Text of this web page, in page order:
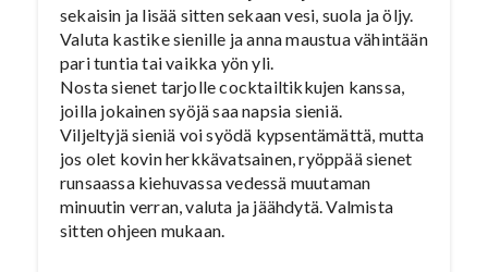
sekaisin ja lisää sitten sekaan vesi, suola ja öljy.
Valuta kastike sienille ja anna maustua vähintään
pari tuntia tai vaikka yön yli.
Nosta sienet tarjolle cocktailtikkujen kanssa,
joilla jokainen syöjä saa napsia sieniä.
Viljeltyjä sieniä voi syödä kypsentämättä, mutta
jos olet kovin herkkävatsainen, ryöppää sienet
runsaassa kiehuvassa vedessä muutaman
minuutin verran, valuta ja jäähdytä. Valmista
sitten ohjeen mukaan.